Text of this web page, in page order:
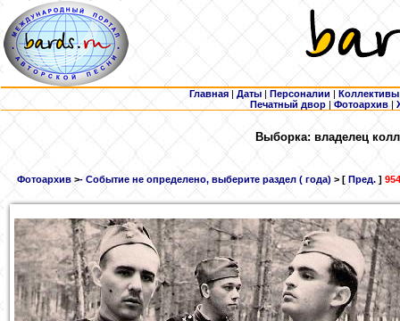
Главная | Даты | Персоналии | Коллективы
Печатный двор |Фотоархив |
Выборка: владелец
Фотоархив >- Событие не определено, выберите раздел ( года) > [ Пред. ]